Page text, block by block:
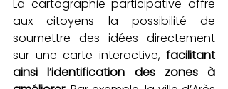
La cartographie participative offre
aux citoyens la possibilité de
soumettre des idées directement
sur une carte interactive, facilitant
ainsi l’identification des zones à